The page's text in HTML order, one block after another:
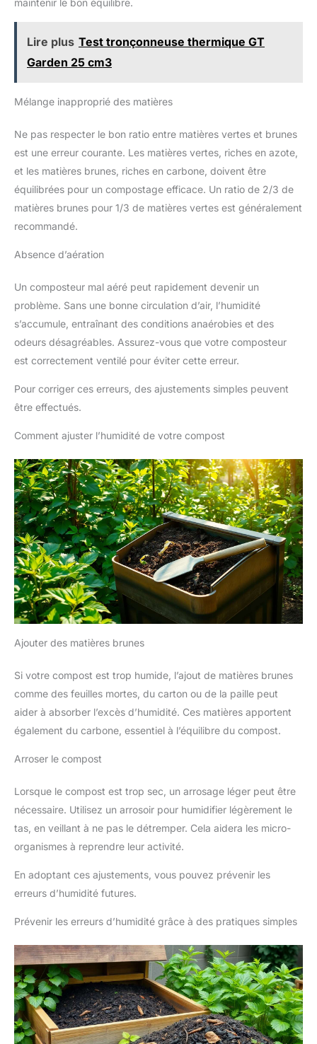
maintenir le bon équilibre.
Lire plus Test tronçonneuse thermique GT
Garden 25 cm3
Mélange inapproprié des matières
Ne pas respecter le bon ratio entre matières vertes et brunes
est une erreur courante. Les matières vertes, riches en azote,
et les matières brunes, riches en carbone, doivent être
équilibrées pour un compostage efficace. Un ratio de 2/3 de
matières brunes pour 1/3 de matières vertes est généralement
recommandé.
Absence d’aération
Un composteur mal aéré peut rapidement devenir un
problème. Sans une bonne circulation d’air, l’humidité
s’accumule, entraînant des conditions anaérobies et des
odeurs désagréables. Assurez-vous que votre composteur
est correctement ventilé pour éviter cette erreur.
Pour corriger ces erreurs, des ajustements simples peuvent
être effectués.
Comment ajuster l’humidité de votre compost
Ajouter des matières brunes
Si votre compost est trop humide, l’ajout de matières brunes
comme des feuilles mortes, du carton ou de la paille peut
aider à absorber l’excès d’humidité. Ces matières apportent
également du carbone, essentiel à l’équilibre du compost.
Arroser le compost
Lorsque le compost est trop sec, un arrosage léger peut être
nécessaire. Utilisez un arrosoir pour humidifier légèrement le
tas, en veillant à ne pas le détremper. Cela aidera les micro-
organismes à reprendre leur activité.
En adoptant ces ajustements, vous pouvez prévenir les
erreurs d’humidité futures.
Prévenir les erreurs d’humidité grâce à des pratiques simples